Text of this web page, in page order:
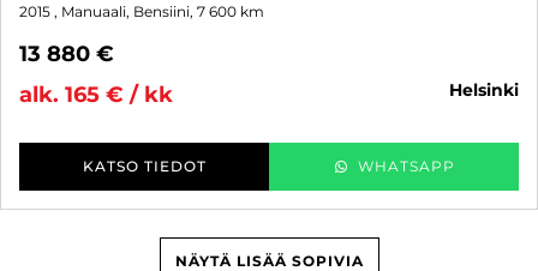
2015 , Manuaali, Bensiini, 7 600 km
13 880 €
alk. 165 € / kk
helsinki
KATSO TIEDOT WHATSAPP
NÄYTÄ LISÄÄ SOPIVIA